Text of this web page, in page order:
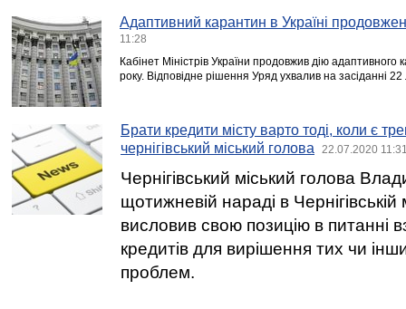
Адаптивний карантин в Україні
11:28
Кабінет Міністрів України продовжив дію
року. Відповідне рішення Уряд ухвалив на засіданні
Брати кредити місту варто тоді, коли є
чернігівський міський голова
22.07.2020
Чернігівський міський голова
щотижневій нараді в Чернігівській
висловив свою позицію в питанні
кредитів для вирішення тих чи
проблем.